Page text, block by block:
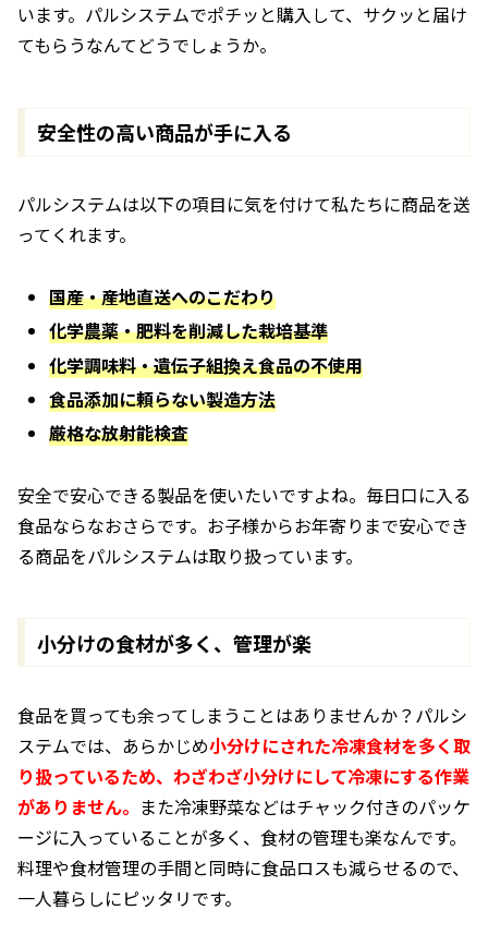
います。パルシステムでポチッと購入して、サクッと届け
てもらうなんてどうでしょうか。
安全性の高い商品が手に入る
パルシステムは以下の項目に気を付けて私たちに商品を送
ってくれます。
国産・産地直送へのこだわり
化学農薬・肥料を削減した栽培基準
化学調味料・遺伝子組換え食品の不使用
食品添加に頼らない製造方法
厳格な放射能検査
安全で安心できる製品を使いたいですよね。毎日口に入る
食品ならなおさらです。お子様からお年寄りまで安心でき
る商品をパルシステムは取り扱っています。
小分けの食材が多く、管理が楽
食品を買っても余ってしまうことはありませんか？パルシ
ステムでは、あらかじめ小分けにされた冷凍食材を多く取
り扱っているため、わざわざ小分けにして冷凍にする作業
がありません。 また冷凍野菜などはチャック付きのパッケ
ージに入っていることが多く、食材の管理も楽なんです。
料理や食材管理の手間と同時に食品ロスも減らせるので、
一人暮らしにピッタリです。